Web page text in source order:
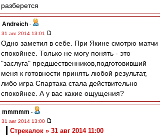
разберется
Andreich -
31 авг 2014 13:01
Одно заметил в себе. При Якине смотрю матчи
спокойнее. Только не могу понять - это
"заслуга" предшественников,подготовивший
меня к готовности принять любой результат,
либо игра Спартака стала действительно
спокойнее. А у вас какие ощущения?
mmmmm -
31 авг 2014 13:00
Стрекалок » 31 авг 2014 11:00